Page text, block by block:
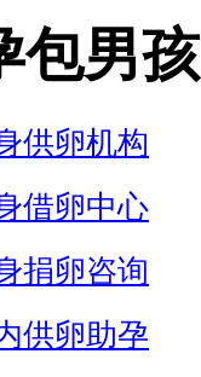
包男孩
供卵机构
借卵中心
捐卵咨询
供卵助孕